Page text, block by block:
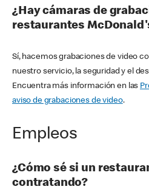
¿Hay cámaras de
restaurantes
Sí, hacemos grabaciones de video
nuestro servicio, la seguridad y el
Encuentra más información en las
aviso de grabaciones de video.
Empleos
¿Cómo sé si un
contratando?